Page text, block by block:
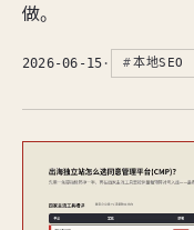
做。
2026-06-15 · 本地SEO